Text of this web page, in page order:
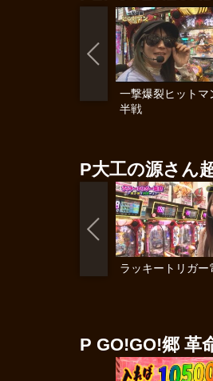
一撃爆裂ヒットマ
半戦
P大工の源さん
ラッキートリガー
P GO!GO!郷 革